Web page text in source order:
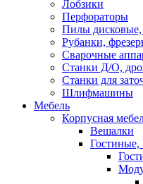
Лобзики
Перфораторы
Пилы дисковые,
Рубанки,
Сварочные
Станки Д/О,
Станки для
Шлифмашины
Мебель
Корпусная
Вешалки